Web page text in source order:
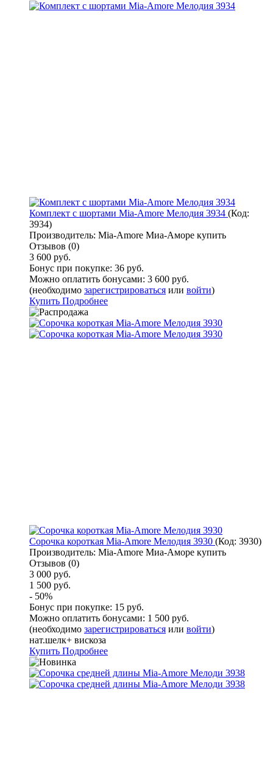
Комплект с шортами Mia-Amore Мелодия 3934 (Код:
3934)
Производитель: Mia-Amore Миа-Аморе купить
Отзывов (0)
3 600 руб.
Бонус при покупке: 36 руб.
Можно оплатить бонусами: 3 600 руб.
(необходимо зарегистрироваться или войти)
Купить Подробнее
Сорочка короткая Mia-Amore Мелодия 3930 (Код: 3930)
Производитель: Mia-Amore Миа-Аморе купить
Отзывов (0)
3 000 руб.
1 500 руб.
- 50%
Бонус при покупке: 15 руб.
Можно оплатить бонусами: 1 500 руб.
(необходимо зарегистрироваться или войти)
нат.шелк+ вискоза
Купить Подробнее